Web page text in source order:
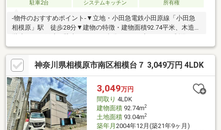
駐車2台 システムキッチン 所有権
-物件のおすすめポイント-▼立地・小田急電鉄小田原線「小田急
相模原」駅 徒歩28分▼建物の特徴・建物面積92.74平米、木造2
▼お部屋の特徴・約18.0帖のLDKは開放感あり・全居室二面採光
で明るく快適な空間・1か所に水まわりを集中させ、生活に配慮し
た間取り▼設備・お料理に集中しやすい壁付けキッチン・浴室に
も窓を設置し快適なバスタイム・トイレには温水洗浄便座付▼リ
フォーム実施（2026年9月）・キッチン、トイレ、洗面所、給湯
器・床、壁・外壁、屋根塗装・白蟻点検・ハウスクリーニング
他
神奈川県相模原市南区相模台７ 3,049万円 4LDK
3,049万円
間取り 4LDK
建物面積92.74m2
土地面積93.04m2
築年月 2004年12月(築21年9ヶ月)